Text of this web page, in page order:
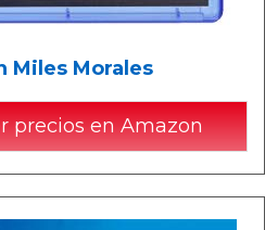
Miles Morales
precios en Amazon